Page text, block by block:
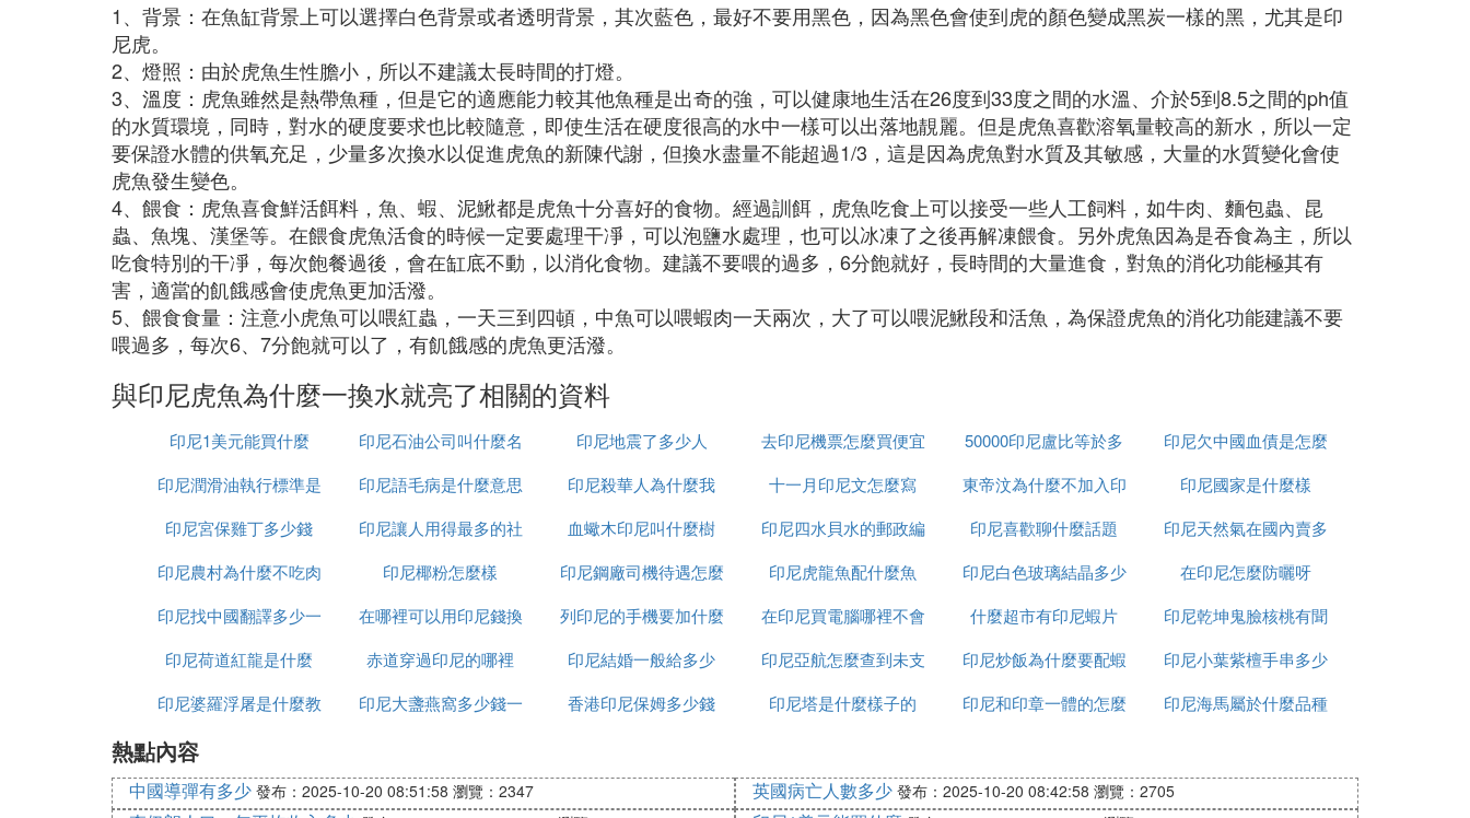
1、背景：在魚缸背景上可以選擇白色背景或者透明背景，其次藍色，最好不要用黑色，因為黑色會使到虎的顏色變成黑炭一樣的黑，尤其是印
尼虎。
2、燈照：由於虎魚生性膽小，所以不建議太長時間的打燈。
3、溫度：虎魚雖然是熱帶魚種，但是它的適應能力較其他魚種是出奇的強，可以健康地生活在26度到33度之間的水溫、介於5到8.5之間的ph值
的水質環境，同時，對水的硬度要求也比較隨意，即使生活在硬度很高的水中一樣可以出落地靚麗。但是虎魚喜歡溶氧量較高的新水，所以一定
要保證水體的供氧充足，少量多次換水以促進虎魚的新陳代謝，但換水盡量不能超過1/3，這是因為虎魚對水質及其敏感，大量的水質變化會使
虎魚發生變色。
4、餵食：虎魚喜食鮮活餌料，魚、蝦、泥鰍都是虎魚十分喜好的食物。經過訓餌，虎魚吃食上可以接受一些人工飼料，如牛肉、麵包蟲、昆
蟲、魚塊、漢堡等。在餵食虎魚活食的時候一定要處理干凈，可以泡鹽水處理，也可以冰凍了之後再解凍餵食。另外虎魚因為是吞食為主，所以
吃食特別的干凈，每次飽餐過後，會在缸底不動，以消化食物。建議不要喂的過多，6分飽就好，長時間的大量進食，對魚的消化功能極其有
害，適當的飢餓感會使虎魚更加活潑。
5、餵食食量：注意小虎魚可以喂紅蟲，一天三到四頓，中魚可以喂蝦肉一天兩次，大了可以喂泥鰍段和活魚，為保證虎魚的消化功能建議不要
喂過多，每次6、7分飽就可以了，有飢餓感的虎魚更活潑。
與印尼虎魚為什麼一換水就亮了相關的資料
印尼1美元能買什麼
印尼石油公司叫什麼名
字
印尼地震了多少人 去印尼機票怎麼買便宜
50000印尼盧比等於多
少人民幣
印尼欠中國血債是怎麼
回事
印尼潤滑油執行標準是
什麼
印尼語毛病是什麼意思 印尼殺華人為什麼我 十一月印尼文怎麼寫
東帝汶為什麼不加入印
尼
印尼國家是什麼樣
印尼宮保雞丁多少錢
印尼讓人用得最多的社
交軟體是什麼意思
血蠍木印尼叫什麼樹
印尼四水貝水的郵政編
碼是多少
印尼喜歡聊什麼話題
印尼天然氣在國內賣多
少錢
印尼農村為什麼不吃肉 印尼椰粉怎麼樣
印尼鋼廠司機待遇怎麼
樣
印尼虎龍魚配什麼魚
印尼白色玻璃結晶多少
錢一平方
在印尼怎麼防曬呀
印尼找中國翻譯多少一
天
在哪裡可以用印尼錢換
人民幣
列印尼的手機要加什麼
在印尼買電腦哪裡不會
受騙
什麼超市有印尼蝦片
印尼乾坤鬼臉核桃有聞
怎麼處理
印尼荷道紅龍是什麼 赤道穿過印尼的哪裡 印尼結婚一般給多少
印尼亞航怎麼查到未支
付訂單
印尼炒飯為什麼要配蝦
片
印尼小葉紫檀手串多少
錢
印尼婆羅浮屠是什麼教
印尼大盞燕窩多少錢一
香港印尼保姆多少錢 印尼塔是什麼樣子的
印尼和印章一體的怎麼
印尼海馬屬於什麼品種
熱點內容
中國導彈有多少 發布：2025-10-20 08:51:58 瀏覽：2347 英國病亡人數多少 發布：2025-10-20 08:42:58 瀏覽：2705